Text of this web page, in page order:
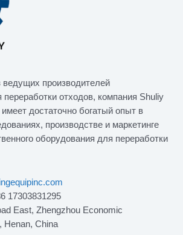
производителей
отходов, компания Shuliy
достаточно богатый опыт в
производстве и маркетинге
оборудования для переработки
17303831295
East, Zhengzhou Economic
Henan, China